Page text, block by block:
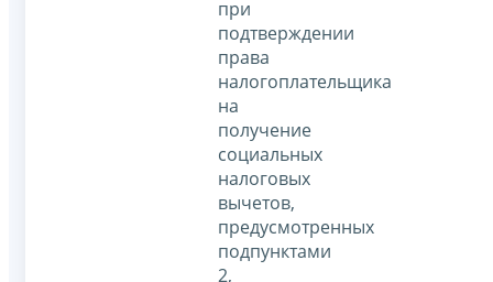
при
подтверждении
права
налогоплательщика
на
получение
социальных
налоговых
вычетов,
предусмотренных
подпунктами
2,